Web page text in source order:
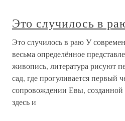
Это случилось в
Это случилось в раю У
весьма определённое
живопись, литература рисуют
сад, где прогуливается первый
сопровождении Евы, созданной
здесь и